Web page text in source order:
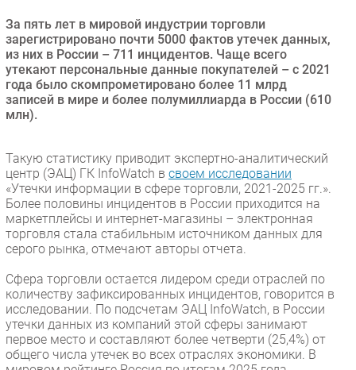
Безопасность
Инновации
CIO/Управление ИТ
Гаджеты
Здоровье
РАЗДЕЛЫ
Новости
Аналитика
Интервью
Мероприятия
Проекты
IT класс
Тестовый стенд
Каталог компаний
За пять лет в мировой индустрии торговли
зарегистрировано почти 5000 фактов утечек данных,
из них в России – 711 инцидентов. Чаще всего
утекают персональные данные покупателей – с 2021
года было скомпрометировано более 11 млрд
записей в мире и более полумиллиарда в России (610
млн).
Такую статистику приводит экспертно-аналитический
центр (ЭАЦ) ГК InfoWatch в своем исследовании
«Утечки информации в сфере торговли, 2021-2025 гг.».
Более половины инцидентов в России приходится на
маркетплейсы и интернет-магазины – электронная
торговля стала стабильным источником данных для
серого рынка, отмечают авторы отчета.
Сфера торговли остается лидером среди отраслей по
количеству зафиксированных инцидентов, говорится в
исследовании. По подсчетам ЭАЦ InfoWatch, в России
утечки данных из компаний этой сферы занимают
первое место и составляют более четверти (25,4%) от
общего числа утечек во всех отраслях экономики. В